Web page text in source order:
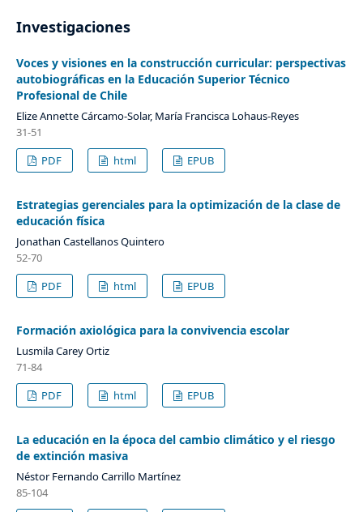
Investigaciones
Voces y visiones en la construcción curricular: perspectivas
autobiográficas en la Educación Superior Técnico
Profesional de Chile
Elize Annette Cárcamo-Solar, María Francisca Lohaus-Reyes
31-51
PDF
html EPUB
Estrategias gerenciales para la optimización de la clase de
educación física
Jonathan Castellanos Quintero
52-70
PDF
html EPUB
Formación axiológica para la convivencia escolar
Lusmila Carey Ortiz
71-84
PDF
html EPUB
La educación en la época del cambio climático y el riesgo
de extinción masiva
Néstor Fernando Carrillo Martínez
85-104